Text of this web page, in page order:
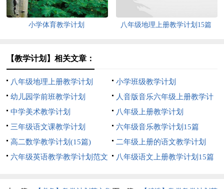
小学体育教学计划 八年级地理上册教学计划15篇
【教学计划】相关文章：
八年级地理上册教学计划
小学班级教学计划
幼儿园学前班教学计划
人音版音乐六年级上册教学计
划
中学美术教学计划
八年级上册教学计划
三年级语文课教学计划
六年级音乐教学计划15篇
高二数学教学计划(15篇)
二年级上册的语文教学计划
六年级英语教学教学计划范文
八年级语文上册教学计划15篇